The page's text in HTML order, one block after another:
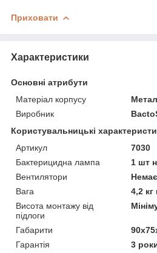
Приховати
Характеристики
Основні атрибути
Матеріал корпусу
Метал
Виробник
Користувальницькі
Артикул
7030
Бактерицидна лампа
1 шт
Вентилятори
Немає
Вага
4,2 кг
Висота монтажу від
підлоги
Габарити
Гарантія
3